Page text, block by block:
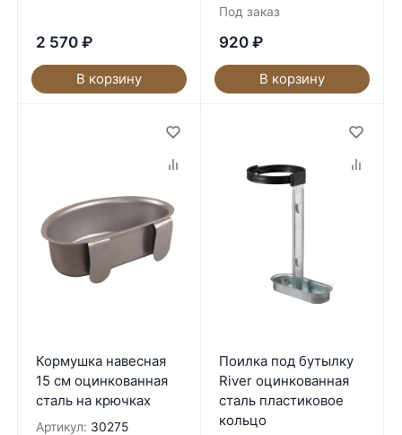
2 570 ₽
В корзину
Под заказ
920 ₽
В корзину
Кормушка навесная
15 см оцинкованная
сталь на крючках
Артикул: 30275
Поилка под бутылку
River оцинкованная
сталь пластиковое
кольцо